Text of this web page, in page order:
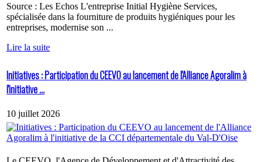
Source : Les Echos L'entreprise Initial Hygiène Services,
spécialisée dans la fourniture de produits hygiéniques pour les
entreprises, modernise son ...
Lire la suite
Initiatives : Participation du CEEVO au lancement de l'Alliance Agoralim à
l'initiative ...
10 juillet 2026